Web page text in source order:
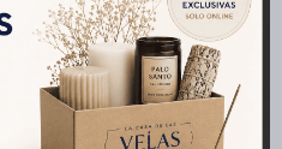
pueden interesar